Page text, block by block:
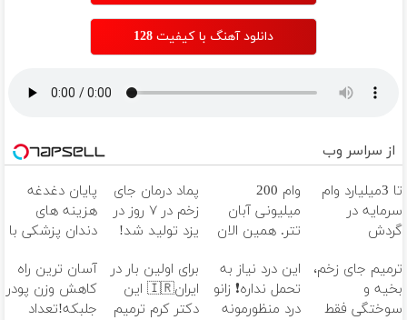
دانلود آهنگ با کیفیت 128
از سراسر وب
تا 3میلیارد وام
سرمایه در
گردش
فروشگاهت رو
ثبت کن
وام 200
میلیونی آبان
تتر. همین الان
پماد درمان جای
زخم در ۷ روز در
یزد تولید شد!
پایان دغدغه
هزینه های
دندان پزشکی با
کننده خانگی
ترمیم جای زخم،
بخیه و
سوختگی فقط
این درد نیاز به
تحمل نداره❗ زانو
درد منظورمونه
برای اولین بار در
ایران🇮🇷 این
دکتر کرم ترمیم
آسان ترین راه
کاهش وزن پودر
جلبکه!تعداد